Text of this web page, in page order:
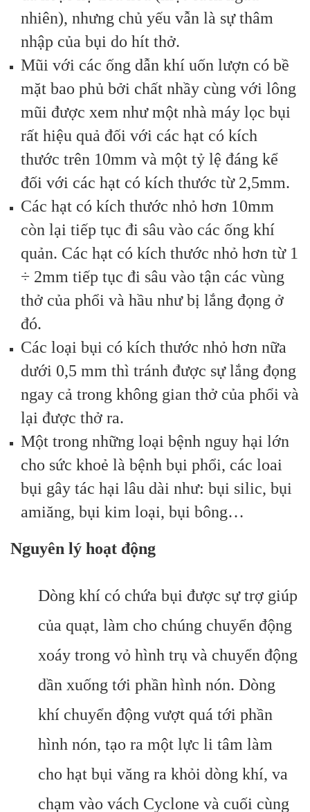
nhiên), nhưng chủ yếu vẫn là sự thâm
nhập của bụi do hít thở.
Mũi với các ống dẫn khí uốn lượn có bề
mặt bao phủ bởi chất nhầy cùng với lông
mũi được xem như một nhà máy lọc bụi
rất hiệu quả đối với các hạt có kích
thước trên 10mm và một tỷ lệ đáng kể
đối với các hạt có kích thước từ 2,5mm.
Các hạt có kích thước nhỏ hơn 10mm
còn lại tiếp tục đi sâu vào các ống khí
quản. Các hạt có kích thước nhỏ hơn từ 1
÷ 2mm tiếp tục đi sâu vào tận các vùng
thở của phổi và hầu như bị lắng đọng ở
đó.
Các loại bụi có kích thước nhỏ hơn nữa
dưới 0,5 mm thì tránh được sự lắng đọng
ngay cả trong không gian thở của phổi và
lại được thở ra.
Một trong những loại bệnh nguy hại lớn
cho sức khoẻ là bệnh bụi phổi, các loai
bụi gây tác hại lâu dài như: bụi silic, bụi
amiăng, bụi kim loại, bụi bông…
Nguyên lý hoạt động
Dòng khí có chứa bụi được sự trợ giúp
của quạt, làm cho chúng chuyển động
xoáy trong vỏ hình trụ và chuyển động
dần xuống tới phần hình nón. Dòng
khí chuyển động vượt quá tới phần
hình nón, tạo ra một lực li tâm làm
cho hạt bụi văng ra khỏi dòng khí, va
chạm vào vách Cyclone và cuối cùng